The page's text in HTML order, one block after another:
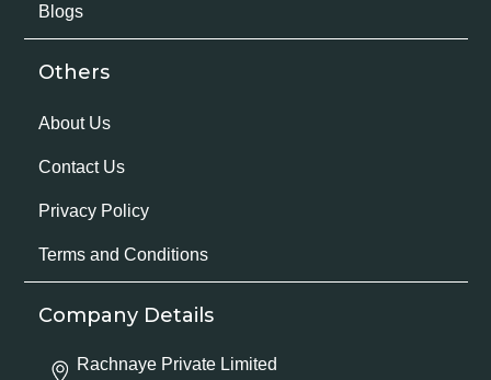
Blogs
Others
About Us
Contact Us
Privacy Policy
Terms and Conditions
Company Details
Rachnaye Private Limited